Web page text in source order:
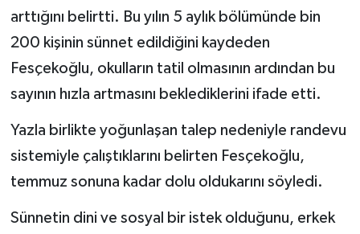
arttığını belirtti. Bu yılın 5 aylık bölümünde bin
200 kişinin sünnet edildiğini kaydeden
Fesçekoğlu, okulların tatil olmasının ardından bu
sayının hızla artmasını beklediklerini ifade etti.
Yazla birlikte yoğunlaşan talep nedeniyle randevu
sistemiyle çalıştıklarını belirten Fesçekoğlu,
temmuz sonuna kadar dolu oldukarını söyledi.
Sünnetin dini ve sosyal bir istek olduğunu, erkek